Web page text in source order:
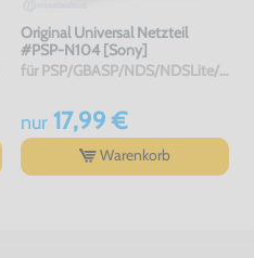
Original Universal Netzteil
#PSP-N104 [Sony]
für PSP/GBASP/NDS/NDSLite/DSi/DSiXL/3DS/3DSXL, gebraucht
nur17,99 €
Warenkorb